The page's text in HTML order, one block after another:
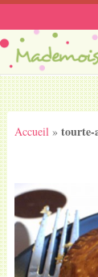
Accueil » tourte-